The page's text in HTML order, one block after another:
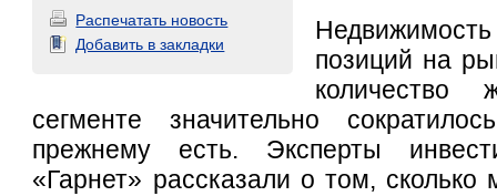
Распечатать новость
Добавить в закладки
позиций на
сегменте значительно
прежнему есть. Эксперты
«Гарнет» рассказали о том, сколько